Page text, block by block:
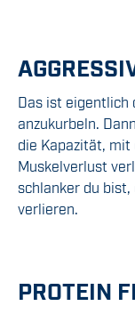
Das ist eigentlich
anzukurbeln.
die Kapazität,
Muskelverlust
schlanker du
verlieren.
PROTEIN